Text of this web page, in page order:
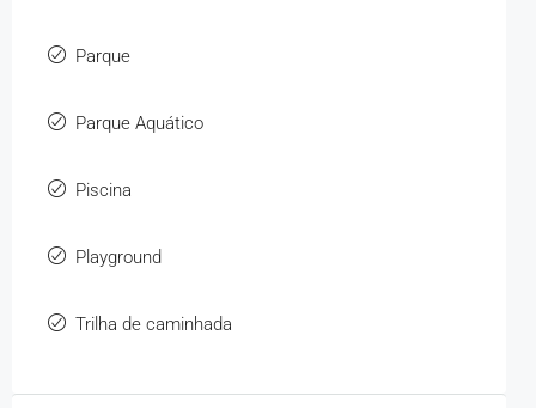
Parque
Parque Aquático
Piscina
Playground
Trilha de caminhada